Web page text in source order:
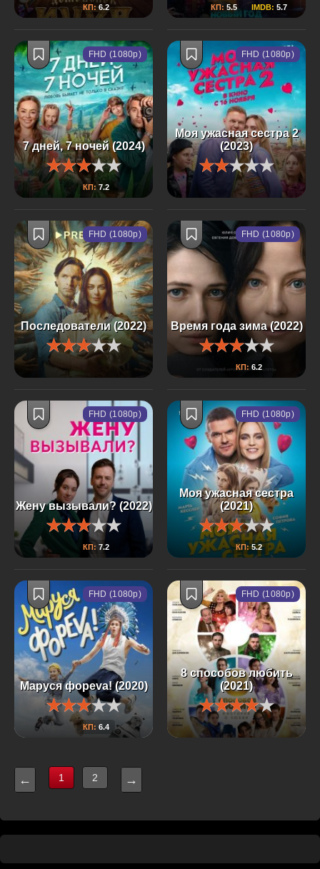
КП: 6.2 КП: 5.5 IMDB: 5.7
7 дней, 7 ночей (2024)
КП: 7.2
FHD (1080p)
Моя ужасная сестра 2
(2023)
FHD (1080p)
Последователи (2022)
FHD (1080p)
Время года зима (2022)
КП: 6.2
FHD (1080p)
Жену вызывали? (2022)
КП: 7.2
FHD (1080p)
Моя ужасная сестра
(2021)
КП:5.2
FHD (1080p)
Маруся фореva! (2020)
КП: 6.4
FHD (1080p)
8 способов любить
(2021)
FHD (1080p)
← 1 2 →